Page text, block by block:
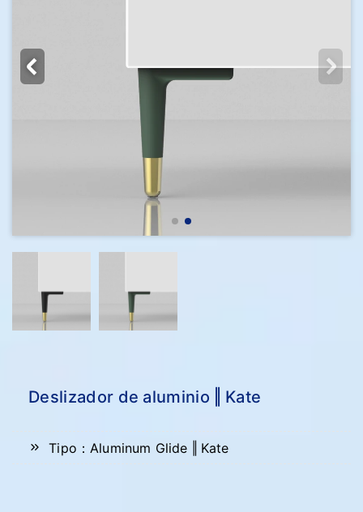
Deslizador de aluminio ‖ Kate
Tipo：Aluminum Glide ‖ Kate